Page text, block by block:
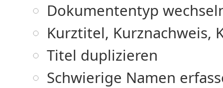
Dokumententyp
Kurztitel, Kurznachweis,
Titel duplizieren
Schwierige Namen